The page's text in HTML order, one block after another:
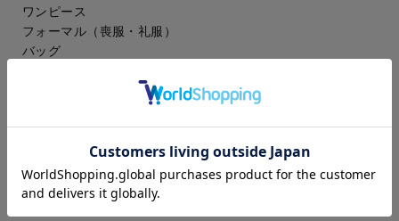
ワンピース
フォーマル（喪服・礼服）
バッグ
その他
メンズ